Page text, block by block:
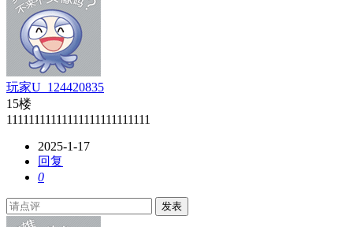
玩家U_124420835
15楼
11111111111111111111111111
2025-1-17
回复
0
发表